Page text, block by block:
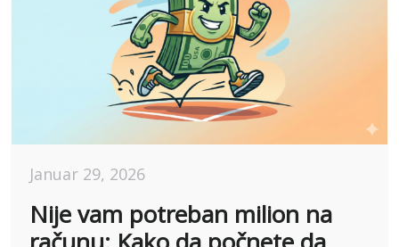
Januar 29, 2026
Nije vam potreban milion na